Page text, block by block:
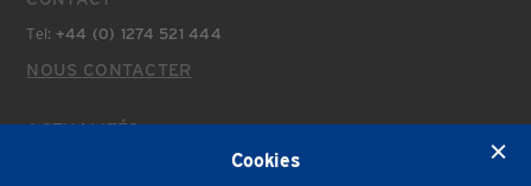
Tel: +44 (0) 1274 521 444
NOUS CONTACTER
ACTUALITÉS
Cookies